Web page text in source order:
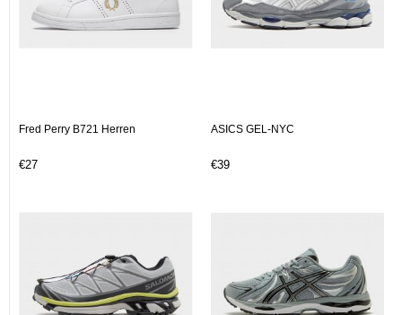
Fred Perry B721 Herren
€27
ASICS GEL-NYC
€39